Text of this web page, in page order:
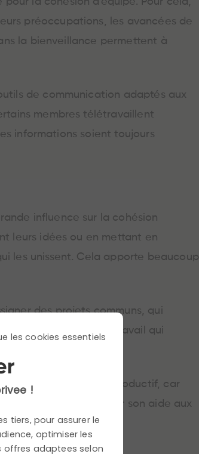
préoccupations, les avancées de
la bienveillance permettent à
de communication adaptés aux
membres télétravaillent
informations soient toujours
influence sur la cohésion
leurs idées ou en mettant en
les unissent. Cela apporte beaucoup
des projets communs, qui
des espaces de travail qui
peut être contre-productif, car
sans apporter son aide aux
les cookies essentiels
!
tiers, pour assurer le
optimiser les
offres adaptees selon